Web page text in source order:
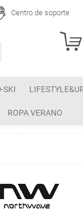
Centro de soporte
SKI
ROPA VERANO